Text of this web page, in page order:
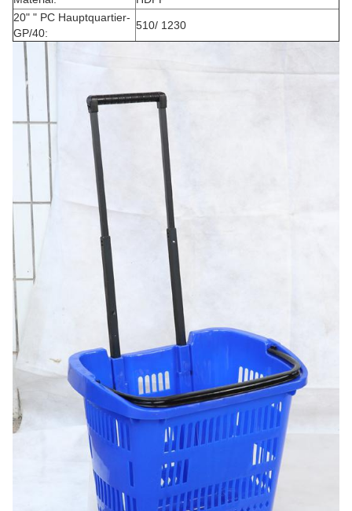
20" " PC Hauptquartier-
GP/40:
510/ 1230